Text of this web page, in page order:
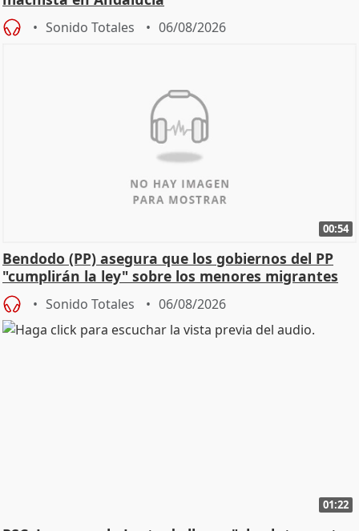
Sonido Totales 06/08/2026
00:54
Bendodo (PP) asegura que los gobiernos del PP
"cumplirán la ley" sobre los menores migrantes
Sonido Totales 06/08/2026
01:22